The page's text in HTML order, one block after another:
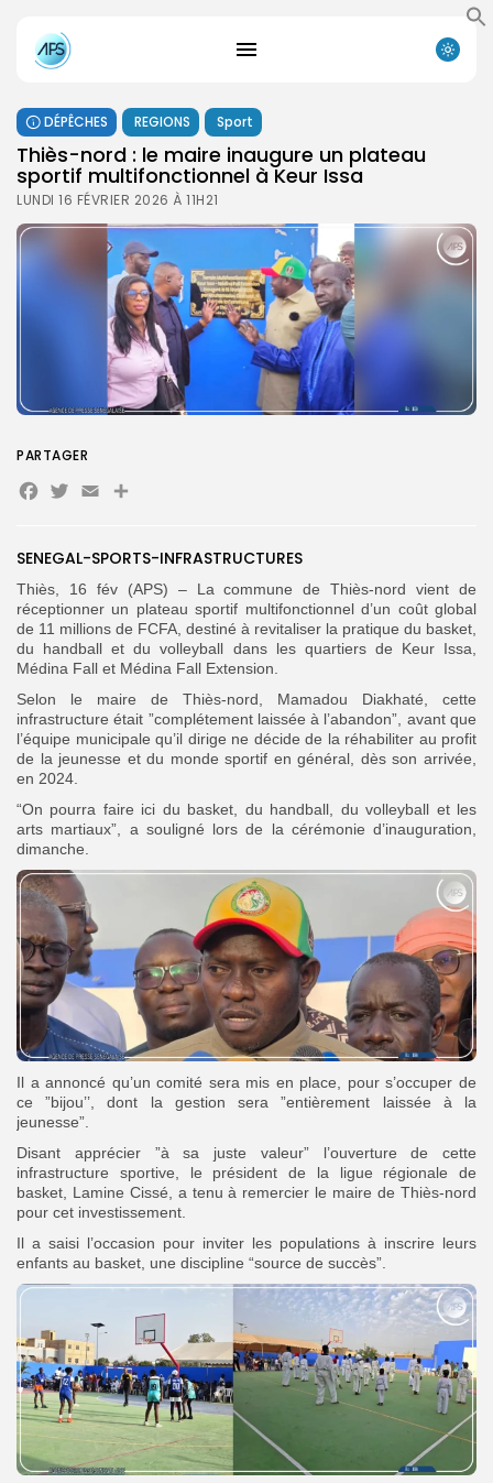
Search
FR
DÉPÊCHES REGIONS Sport
Thiès-nord : le maire inaugure un plateau
sportif multifonctionnel à Keur Issa
LUNDI 16 FÉVRIER 2026 À 11H21
SENEGAL-SPORTS-INFRASTRUCTURES
Thiès, 16 fév (APS) – La commune de Thiès-nord vient de
réceptionner un plateau sportif multifonctionnel d’un coût global
de 11 millions de FCFA, destiné à revitaliser la pratique du basket,
du handball et du volleyball dans les quartiers de Keur Issa,
Médina Fall et Médina Fall Extension.
Selon le maire de Thiès-nord, Mamadou Diakhaté, cette
infrastructure était ”complétement laissée à l’abandon”, avant que
l’équipe municipale qu’il dirige ne décide de la réhabiliter au profit
de la jeunesse et du monde sportif en général, dès son arrivée,
en 2024.
“On pourra faire ici du basket, du handball, du volleyball et les
arts martiaux”, a souligné lors de la cérémonie d’inauguration,
dimanche.
Il a annoncé qu’un comité sera mis en place, pour s’occuper de
ce ”bijou’’, dont la gestion sera ”entièrement laissée à la
jeunesse”.
Disant apprécier ”à sa juste valeur” l’ouverture de cette
infrastructure sportive, le président de la ligue régionale de
basket, Lamine Cissé, a tenu à remercier le maire de Thiès-nord
pour cet investissement.
Il a saisi l’occasion pour inviter les populations à inscrire leurs
enfants au basket, une discipline “source de succès”.
PARTAGER
Facebook
Twitter
EmailPartager